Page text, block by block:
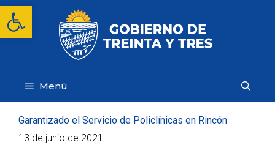
Abrir barra de herramientas
Saltar
contenido
Menú
Garantizado el Servicio de Policlínicas en Rincón
13 de junio de 2021